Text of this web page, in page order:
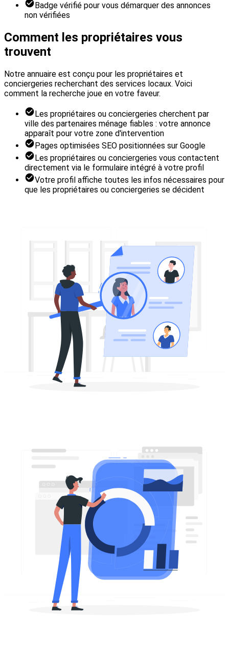
Badge vérifié pour vous démarquer des annonces
non vérifiées
Comment les propriétaires vous
trouvent
Notre annuaire est conçu pour les propriétaires et
conciergeries recherchant des services locaux. Voici
comment la recherche joue en votre faveur.
Les propriétaires ou conciergeries cherchent par
ville des partenaires ménage fiables : votre annonce
apparaît pour votre zone d'intervention
Pages optimisées SEO positionnées sur Google
Les propriétaires ou conciergeries vous contactent
directement via le formulaire intégré à votre profil
Votre profil affiche toutes les infos nécessaires pour
que les propriétaires ou conciergeries se décident